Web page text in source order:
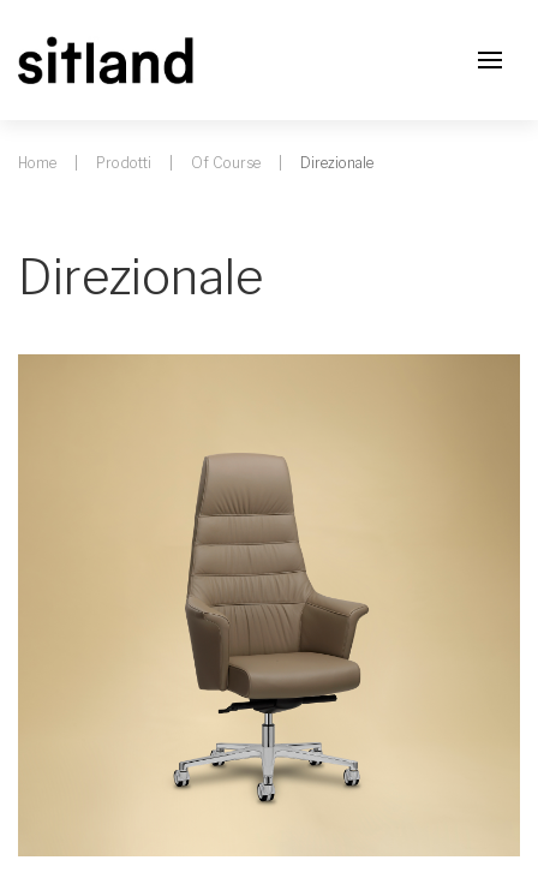
Home Prodotti Of Course Direzionale
Direzionale